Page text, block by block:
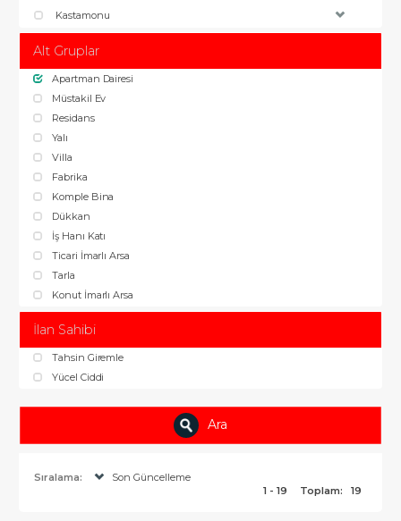
Kastamonu
Alt Gruplar
Apartman Dairesi
Müstakil Ev
Residans
Yalı
Villa
Fabrika
Komple Bina
Dükkan
İş Hanı Katı
Ticari İmarlı Arsa
Tarla
Konut İmarlı Arsa
İlan Sahibi
Tahsin Giremle
Yücel Ciddi
Ara
Sıralama:
Son Güncelleme
1 - 19
Toplam: 19